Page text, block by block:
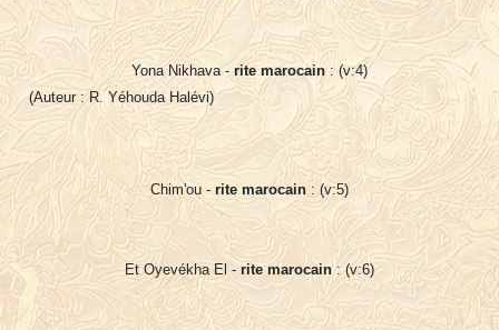
Yona Nikhava -rite marocain: (v:4)
(Auteur : R. Yéhouda Halévi)
Chim'ou - rite marocain : (v:5)
Et Oyevékha El - rite marocain: (v:6)